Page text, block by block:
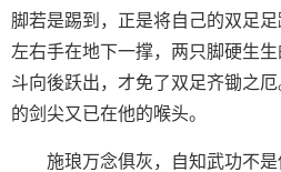
脚若是踢到，正是将自己的双足
左右手在地下一撑，两只脚硬生
斗向後跃出，才免了双足齐锄之
的剑尖又已在他的喉头。
施琅万念俱灰，自知武功不